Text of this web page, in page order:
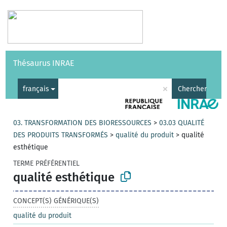
Vocabulaires API
Thésaurus INRAE
français × Chercher
03. TRANSFORMATION DES BIORESSOURCES >03.03 QUALITÉ
DES PRODUITS TRANSFORMÉS >qualité du produit >qualité
esthétique
TERME PRÉFÉRENTIEL
qualité esthétique
CONCEPT(S) GÉNÉRIQUE(S)
qualité du produit